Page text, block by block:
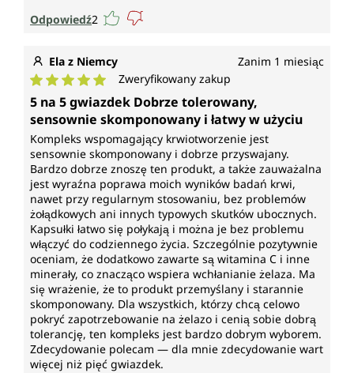
Odpowiedź2
Ela z Niemcy Zanim 1 miesiąc
Średnia ocena 5 z 5 gwiazdek
Zweryfikowany zakup
5 na 5 gwiazdek Dobrze tolerowany,
sensownie skomponowany i łatwy w użyciu
Kompleks wspomagający krwiotworzenie jest
sensownie skomponowany i dobrze przyswajany.
Bardzo dobrze znoszę ten produkt, a także zauważalna
jest wyraźna poprawa moich wyników badań krwi,
nawet przy regularnym stosowaniu, bez problemów
żołądkowych ani innych typowych skutków ubocznych.
Kapsułki łatwo się połykają i można je bez problemu
włączyć do codziennego życia. Szczególnie pozytywnie
oceniam, że dodatkowo zawarte są witamina C i inne
minerały, co znacząco wspiera wchłanianie żelaza. Ma
się wrażenie, że to produkt przemyślany i starannie
skomponowany. Dla wszystkich, którzy chcą celowo
pokryć zapotrzebowanie na żelazo i cenią sobie dobrą
tolerancję, ten kompleks jest bardzo dobrym wyborem.
Zdecydowanie polecam — dla mnie zdecydowanie wart
więcej niż pięć gwiazdek.